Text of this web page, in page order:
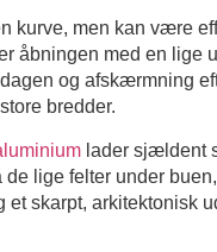
kurve, men kan være
åbningen med en lige
og afskærmning
bredder.
lader sjældent
de lige felter under
et skarpt, arkitektonisk